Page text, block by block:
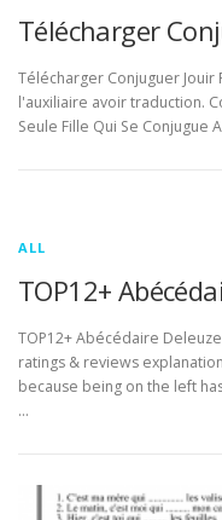
Télécharger
Télécharger Conjuguer Jouir
l'auxiliaire avoir traduction.
Seule Fille Qui Se Conjugue
ALL
TOP12+
TOP12+ Abécédaire
ratings & reviews
because being on the left
…